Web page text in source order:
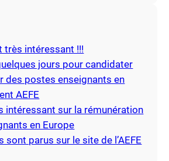
très intéressant !!!
jours pour candidater
des postes enseignants en
AEFE
intéressant sur la rémunération
en Europe
sont parus sur le site de l’AEFE